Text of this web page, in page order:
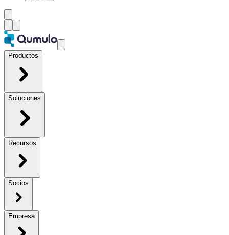
Productos
Soluciones
Recursos
Socios
Empresa